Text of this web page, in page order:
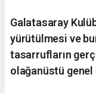
Galatasaray
yürütülmesi ve
tasarrufların
olağanüstü genel